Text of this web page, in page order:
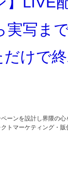
実写ま
だけで
ーンを設計し界隈の
トマーケティング・